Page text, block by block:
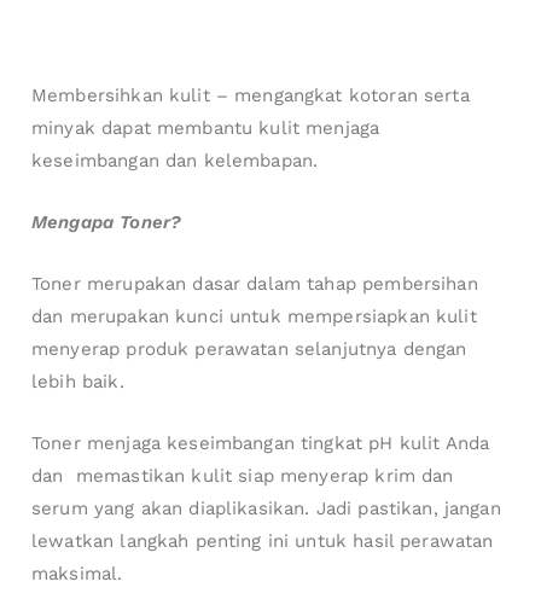
Membersihkan kulit – mengangkat kotoran serta
minyak dapat membantu kulit menjaga
keseimbangan dan kelembapan.
Mengapa Toner?
Toner merupakan dasar dalam tahap pembersihan
dan merupakan kunci untuk mempersiapkan kulit
menyerap produk perawatan selanjutnya dengan
lebih baik.
Toner menjaga keseimbangan tingkat pH kulit Anda
dan memastikan kulit siap menyerap krim dan
serum yang akan diaplikasikan. Jadi pastikan, jangan
lewatkan langkah penting ini untuk hasil perawatan
maksimal.